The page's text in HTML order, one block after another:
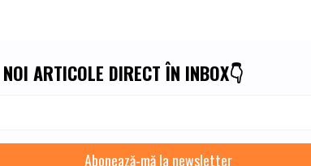
ARTICOLE DIRECT ÎN INBOX👇